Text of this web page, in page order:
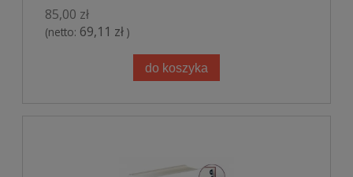
85,00 zł
(netto: 69,11 zł )
do koszyka